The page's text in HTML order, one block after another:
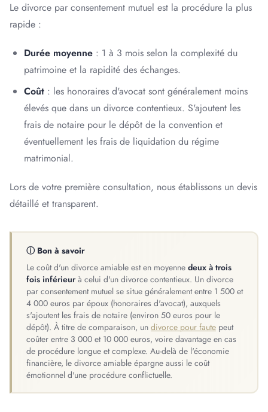
Le divorce par consentement mutuel est la procédure la plus
rapide :
Durée moyenne : 1 à 3 mois selon la complexité du
patrimoine et la rapidité des échanges.
Coût : les honoraires d'avocat sont généralement moins
élevés que dans un divorce contentieux. S'ajoutent les
frais de notaire pour le dépôt de la convention et
éventuellement les frais de liquidation du régime
matrimonial.
Lors de votre première consultation, nous établissons un devis
détaillé et transparent.
ⓘ Bon à savoir
Le coût d'un divorce amiable est en moyenne deux à trois
fois inférieur à celui d'un divorce contentieux. Un divorce
par consentement mutuel se situe généralement entre 1 500 et
4 000 euros par époux (honoraires d'avocat), auxquels
s'ajoutent les frais de notaire (environ 50 euros pour le
dépôt). À titre de comparaison, un divorce pour faute peut
coûter entre 3 000 et 10 000 euros, voire davantage en cas
de procédure longue et complexe. Au-delà de l'économie
financière, le divorce amiable épargne aussi le coût
émotionnel d'une procédure conflictuelle.